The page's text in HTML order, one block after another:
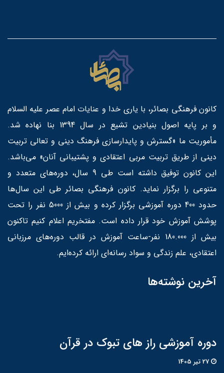
کانون فرهنگی بصائر، با یاری خدا و عنایات امام عصر علیه السلام
و بر پایه اصول بنیادین تشیع در سال 1394 بنا نهاده شد.
مأموریت ما «گسترش و پایدارسازی فرهنگ دینی و تعالی تربیت
دینی از طریق تربیت مربی اعتقادی و پشتیبانی آنان» می‌باشد.
این کانون توفیق داشته است طی 9 سال، دوره‌های متعدد و
متنوعی را برگزار نماید. کانون فرهنگی بصائر طی این سال‌ها
حدود 400 دوره آموزشی برگزار کرده و بیش از 5000 نفر را تحت
پوشش آموزش خود قرار داده است. مفتخریم اعلام کنیم تاکنون
بیش از 180.000 نفر-ساعت آموزش در قالب دوره‌های مرزبانی
اعتقادی، علم زندگی و سواد رسانه‌ای ارائه کرده‌ایم.
آخرین نوشته‌ها
دوره آموزشی راز های تبوک در قرآن